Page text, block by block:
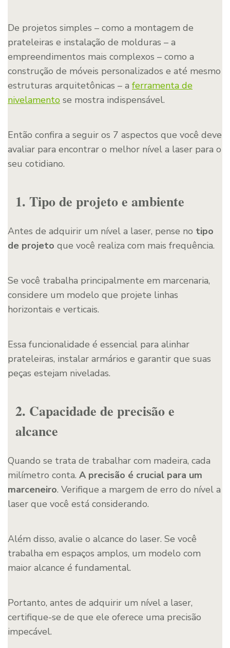
De projetos simples – como a montagem de
prateleiras e instalação de molduras – a
empreendimentos mais complexos – como a
construção de móveis personalizados e até mesmo
estruturas arquitetônicas – a ferramenta de
nivelamento se mostra indispensável.
Então confira a seguir os 7 aspectos que você deve
avaliar para encontrar o melhor nível a laser para o
seu cotidiano.
1. Tipo de projeto e ambiente
Antes de adquirir um nível a laser, pense no tipo
de projeto que você realiza com mais frequência.
Se você trabalha principalmente em marcenaria,
considere um modelo que projete linhas
horizontais e verticais.
Essa funcionalidade é essencial para alinhar
prateleiras, instalar armários e garantir que suas
peças estejam niveladas.
2. Capacidade de precisão e
alcance
Quando se trata de trabalhar com madeira, cada
milímetro conta. A precisão é crucial para um
marceneiro. Verifique a margem de erro do nível a
laser que você está considerando.
Além disso, avalie o alcance do laser. Se você
trabalha em espaços amplos, um modelo com
maior alcance é fundamental.
Portanto, antes de adquirir um nível a laser,
certifique-se de que ele oferece uma precisão
impecável.